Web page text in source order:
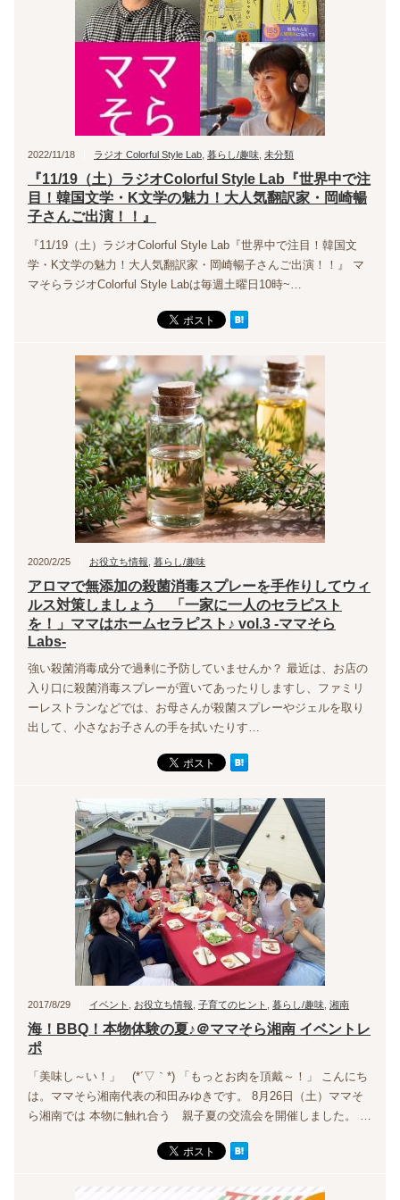
2022/11/18 ラジオ Colorful Style Lab 暮らし/趣味 未分類
『11/19（土）ラジオColorful Style Lab『世界中で注
目！韓国文学・K文学の魅力！大人気翻訳家・岡崎暢
子さんご出演！！』
『11/19（土）ラジオColorful Style Lab『世界中で注目！韓国文
学・K文学の魅力！大人気翻訳家・岡崎暢子さんご出演！！』 マ
マそらラジオColorful Style Labは毎週土曜日10時~…
2020/2/25 お役立ち情報 暮らし/趣味
アロマで無添加の殺菌消毒スプレーを手作りしてウィ
ルス対策しましょう 「一家に一人のセラピスト
を！」ママはホームセラピスト♪ vol.3 -ママそら
Labs-
強い殺菌消毒成分で過剰に予防していませんか？ 最近は、お店の
入り口に殺菌消毒スプレーが置いてあったりしますし、ファミリ
ーレストランなどでは、お母さんが殺菌スプレーやジェルを取り
出して、小さなお子さんの手を拭いたりす…
2017/8/29 イベント お役立ち情報 子育てのヒント 暮らし/趣味 湘南
海！BBQ！本物体験の夏♪＠ママそら湘南 イベントレ
ポ
「美味し～い！」 (*´▽｀*) 「もっとお肉を頂戴～！」 こんにち
は。ママそら湘南代表の和田みゆきです。 8月26日（土）ママそ
ら湘南では 本物に触れ合う 親子夏の交流会を開催しました。 …